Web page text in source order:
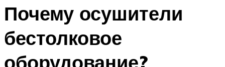
МЕНЮ
Почему осушители
бестолковое